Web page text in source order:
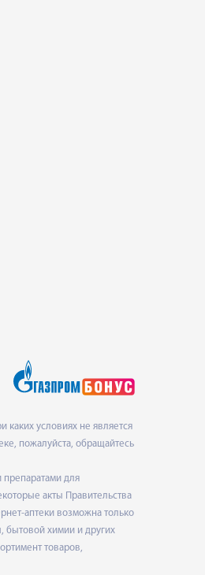
каких условиях не является
пожалуйста, обращайтесь
для
акты Правительства
аптеки возможна только
бытовой химии и других
товаров,